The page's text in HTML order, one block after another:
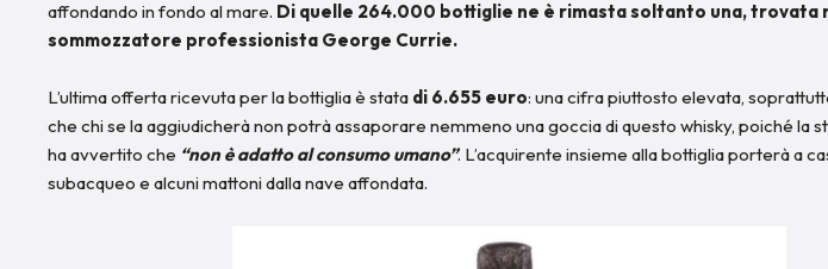
affondando in fondo al mare. Di quelle 264.000 bottiglie ne è rimasta soltanto una, trovata
sommozzatore professionista George Currie.
L’ultima offerta ricevuta per la bottiglia è stata di 6.655 euro: una cifra piuttosto elevata,
che chi se la aggiudicherà non potrà assaporare nemmeno una goccia di questo whisky, poiché la
ha avvertito che “non è adatto al consumo umano”. L’acquirente insieme alla bottiglia porterà a
subacqueo e alcuni mattoni dalla nave affondata.